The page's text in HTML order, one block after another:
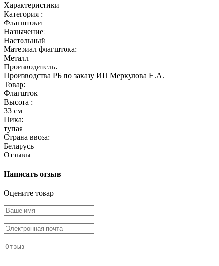
Характеристики
Категория :
Флагштоки
Назначение:
Настольный
Материал флагштока:
Металл
Производитель:
Производства РБ по заказу ИП Меркулова Н.А.
Товар:
Флагшток
Высота :
33 см
Пика:
тупая
Страна ввоза:
Беларусь
Отзывы
Написать отзыв
Оцените товар